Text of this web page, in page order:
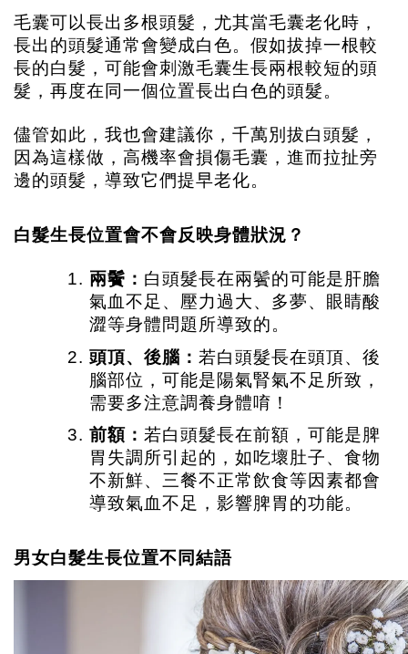
毛囊可以長出多根頭髮，尤其當毛囊老化時，
長出的頭髮通常會變成白色。假如拔掉一根較
長的白髮，可能會刺激毛囊生長兩根較短的頭
髮，再度在同一個位置長出白色的頭髮。
儘管如此，我也會建議你，千萬別拔白頭髮，
因為這樣做，高機率會損傷毛囊，進而拉扯旁
邊的頭髮，導致它們提早老化。
白髮生長位置會不會反映身體狀況？
兩鬢： 白頭髮長在兩鬢的可能是肝膽
氣血不足、壓力過大、多夢、眼睛酸
澀等身體問題所導致的。
頭頂、後腦： 若白頭髮長在頭頂、後
腦部位，可能是陽氣腎氣不足所致，
需要多注意調養身體唷！
前額： 若白頭髮長在前額，可能是脾
胃失調所引起的，如吃壞肚子、食物
不新鮮、三餐不正常飲食等因素都會
導致氣血不足，影響脾胃的功能。
男女白髮生長位置不同結語